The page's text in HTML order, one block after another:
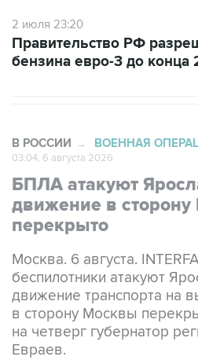
бензина евро-3 до конца
БПЛА атакуют
движение в сторону
перекрыто
Москва. 6 августа.
движение транспорта на
в сторону Москвы
на четверг губернатор
Евраев.
"В целях обеспечения